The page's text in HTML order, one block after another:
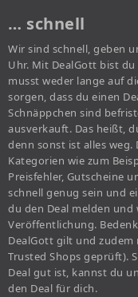
… schnell
Wir sind schnell, geben
Uhr. Mit DealGott bist
musst weder lange auf
sorgen, dass du einen
Schnäppchen sind
ausverkauft. Das heißt,
denn sonst ist alles weg.
Kategorien wie zum
Preisfehler, Gutscheine
schnell genug sein und
du den Deal melden
Veröffentlichung.
DealGott gilt und zudem
Trusted Shops geprüft).
Deal gut ist, kannst du
den Deal für dich.